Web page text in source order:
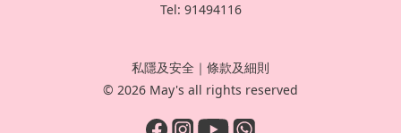
Tel: 91494116
私隱及安全 ｜ 條款及細則
© 2026 May's all rights reserved